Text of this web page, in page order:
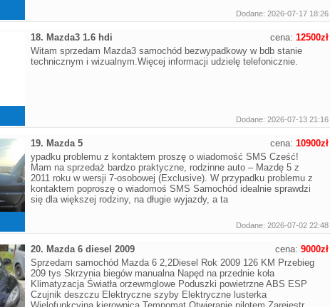
Dodane: 2026-07-17 18:26
18. Mazda3 1.6 hdi
Witam sprzedam Mazda3 samochód bezwypadkowy w bdb stanie
technicznym i wizualnym.Więcej informacji udzielę telefonicznie.
cena: 12500zł
Dodane: 2026-07-13 21:16
19. Mazda 5
ypadku problemu z kontaktem proszę o wiadomość SMS Cześć!
Mam na sprzedaż bardzo praktyczne, rodzinne auto – Mazdę 5 z
2011 roku w wersji 7-osobowej (Exclusive). W przypadku problemu z
kontaktem poproszę o wiadomoś SMS Samochód idealnie sprawdzi
się dla większej rodziny, na długie wyjazdy, a ta
cena: 10900zł
Dodane: 2026-07-02 22:48
20. Mazda 6 diesel 2009
Sprzedam samochód Mazda 6 2,2Diesel Rok 2009 126 KM Przebieg
209 tys Skrzynia biegów manualna Napęd na przednie koła
Klimatyzacja Światła orzewmglowe Poduszki powietrzne ABS ESP
Czujnik deszczu Elektryczne szyby Elektryczne lusterka
cena: 9000zł